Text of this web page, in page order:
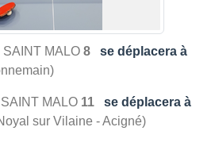
SAINT MALO 8 se déplacera à
SAINT MALO 11 se déplacera à
sur Vilaine - Acigné)